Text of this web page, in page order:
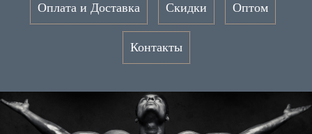
Оплата и Доставка Скидки Оптом
Контакты